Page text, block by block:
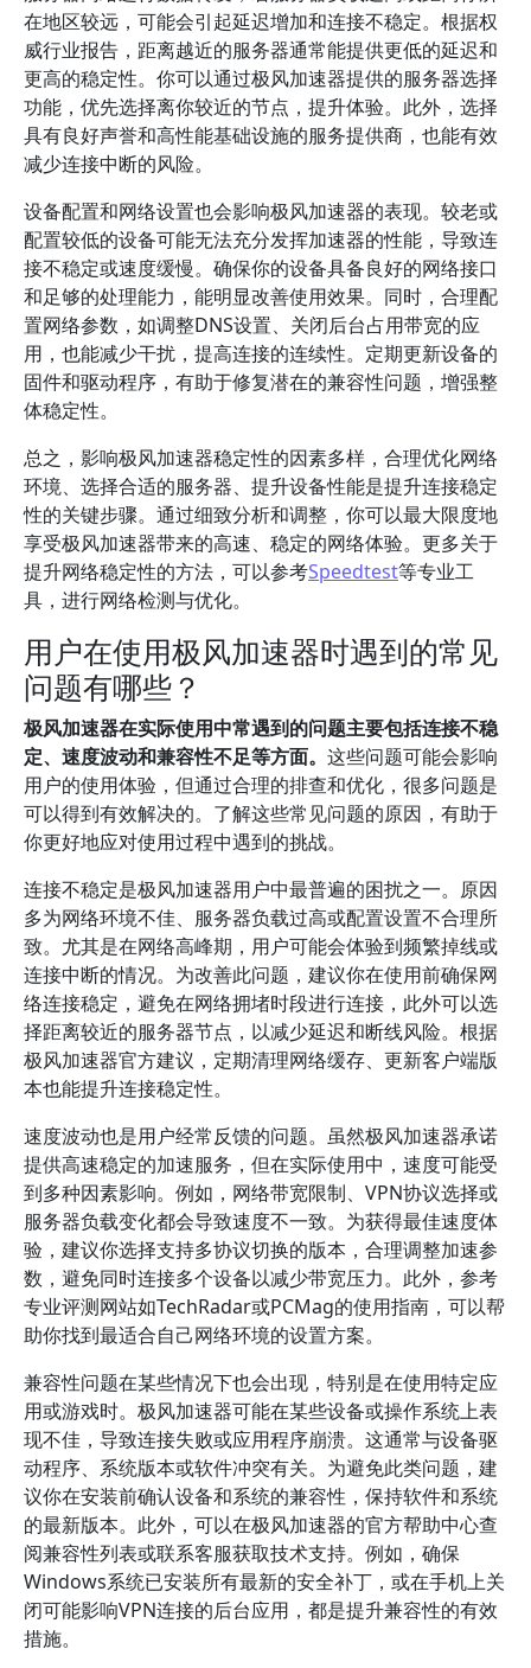
在地区较远，可能会引起延迟增加和连接不稳定。根据权
威行业报告，距离越近的服务器通常能提供更低的延迟和
更高的稳定性。你可以通过极风加速器提供的服务器选择
功能，优先选择离你较近的节点，提升体验。此外，选择
具有良好声誉和高性能基础设施的服务提供商，也能有效
减少连接中断的风险。
设备配置和网络设置也会影响极风加速器的表现。较老或
配置较低的设备可能无法充分发挥加速器的性能，导致连
接不稳定或速度缓慢。确保你的设备具备良好的网络接口
和足够的处理能力，能明显改善使用效果。同时，合理配
置网络参数，如调整DNS设置、关闭后台占用带宽的应
用，也能减少干扰，提高连接的连续性。定期更新设备的
固件和驱动程序，有助于修复潜在的兼容性问题，增强整
体稳定性。
总之，影响极风加速器稳定性的因素多样，合理优化网络
环境、选择合适的服务器、提升设备性能是提升连接稳定
性的关键步骤。通过细致分析和调整，你可以最大限度地
享受极风加速器带来的高速、稳定的网络体验。更多关于
提升网络稳定性的方法，可以参考Speedtest等专业工
具，进行网络检测与优化。
用户在使用极风加速器时遇到的常见
问题有哪些？
极风加速器在实际使用中常遇到的问题主要包括连接不稳
定、速度波动和兼容性不足等方面。 这些问题可能会影响
用户的使用体验，但通过合理的排查和优化，很多问题是
可以得到有效解决的。了解这些常见问题的原因，有助于
你更好地应对使用过程中遇到的挑战。
连接不稳定是极风加速器用户中最普遍的困扰之一。原因
多为网络环境不佳、服务器负载过高或配置设置不合理所
致。尤其是在网络高峰期，用户可能会体验到频繁掉线或
连接中断的情况。为改善此问题，建议你在使用前确保网
络连接稳定，避免在网络拥堵时段进行连接，此外可以选
择距离较近的服务器节点，以减少延迟和断线风险。根据
极风加速器官方建议，定期清理网络缓存、更新客户端版
本也能提升连接稳定性。
速度波动也是用户经常反馈的问题。虽然极风加速器承诺
提供高速稳定的加速服务，但在实际使用中，速度可能受
到多种因素影响。例如，网络带宽限制、VPN协议选择或
服务器负载变化都会导致速度不一致。为获得最佳速度体
验，建议你选择支持多协议切换的版本，合理调整加速参
数，避免同时连接多个设备以减少带宽压力。此外，参考
专业评测网站如TechRadar或PCMag的使用指南，可以帮
助你找到最适合自己网络环境的设置方案。
兼容性问题在某些情况下也会出现，特别是在使用特定应
用或游戏时。极风加速器可能在某些设备或操作系统上表
现不佳，导致连接失败或应用程序崩溃。这通常与设备驱
动程序、系统版本或软件冲突有关。为避免此类问题，建
议你在安装前确认设备和系统的兼容性，保持软件和系统
的最新版本。此外，可以在极风加速器的官方帮助中心查
阅兼容性列表或联系客服获取技术支持。例如，确保
Windows系统已安装所有最新的安全补丁，或在手机上关
闭可能影响VPN连接的后台应用，都是提升兼容性的有效
措施。